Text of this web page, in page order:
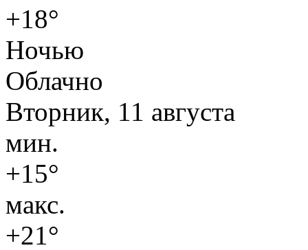
+18°
Ночью
Облачно
Вторник, 11 августа
мин.
+15°
макс.
+21°